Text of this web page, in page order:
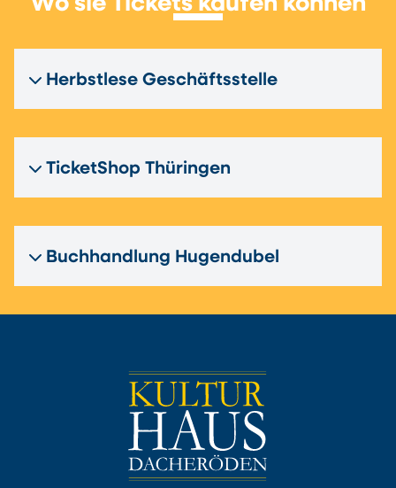
Herbstlese Geschäftsstelle
TicketShop Thüringen
Buchhandlung Hugendubel